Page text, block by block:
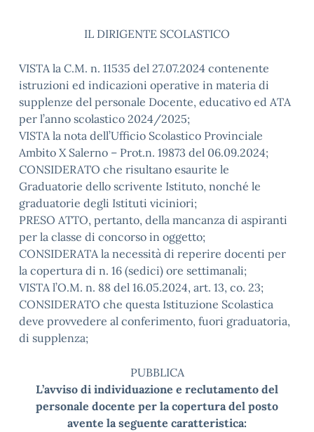
IL DIRIGENTE SCOLASTICO
VISTA la C.M. n. 11535 del 27.07.2024 contenente
istruzioni ed indicazioni operative in materia di
supplenze del personale Docente, educativo ed ATA
per l’anno scolastico 2024/2025;
VISTA la nota dell’Ufficio Scolastico Provinciale
Ambito X Salerno – Prot.n. 19873 del 06.09.2024;
CONSIDERATO che risultano esaurite le
Graduatorie dello scrivente Istituto, nonché le
graduatorie degli Istituti viciniori;
PRESO ATTO, pertanto, della mancanza di aspiranti
per la classe di concorso in oggetto;
CONSIDERATA la necessità di reperire docenti per
la copertura di n. 16 (sedici) ore settimanali;
VISTA l’O.M. n. 88 del 16.05.2024, art. 13, co. 23;
CONSIDERATO che questa Istituzione Scolastica
deve provvedere al conferimento, fuori graduatoria,
di supplenza;
PUBBLICA
L’avviso di individuazione e reclutamento del
personale docente per la copertura del posto
avente la seguente caratteristica: